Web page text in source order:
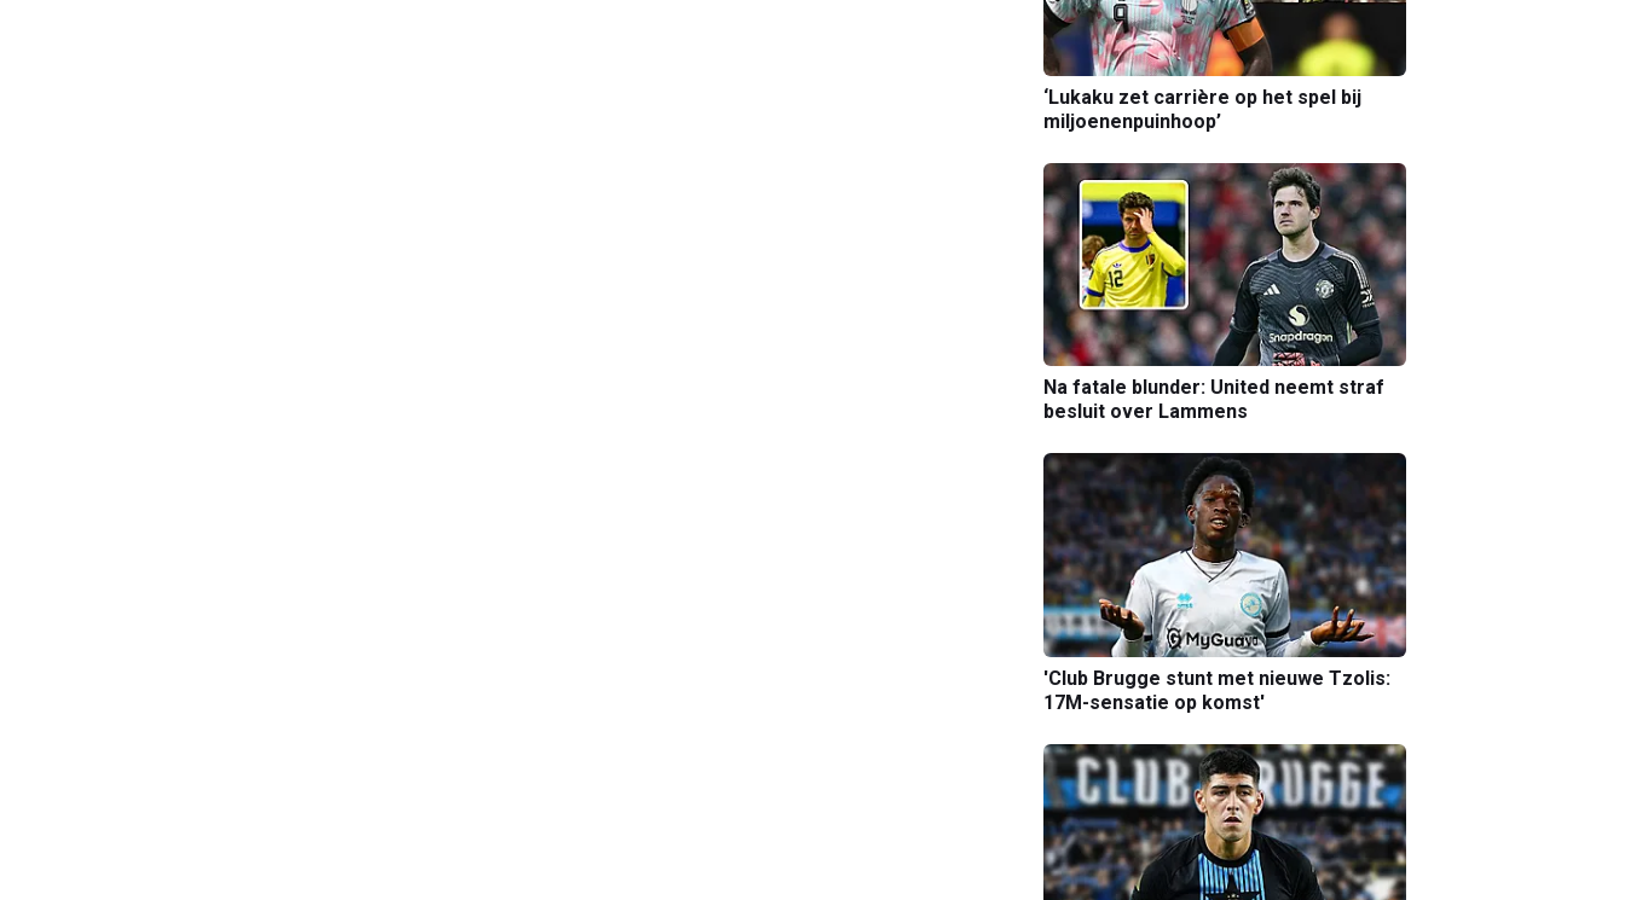
‘Lukaku zet carrière op het spel bij
miljoenenpuinhoop’
Na fatale blunder: United neemt straf
besluit over Lammens
'Club Brugge stunt met nieuwe Tzolis:
17M-sensatie op komst'